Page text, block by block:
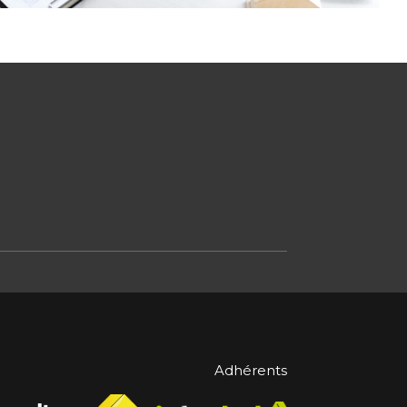
Adhérents